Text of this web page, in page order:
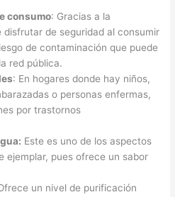
consumo: Gracias a la
disfrutar de seguridad al consumir
de contaminación que puede
red pública.
: En hogares donde hay niños,
o personas enfermas,
por trastornos
Este es uno de los aspectos
ejemplar, pues ofrece un sabor
un nivel de purificación